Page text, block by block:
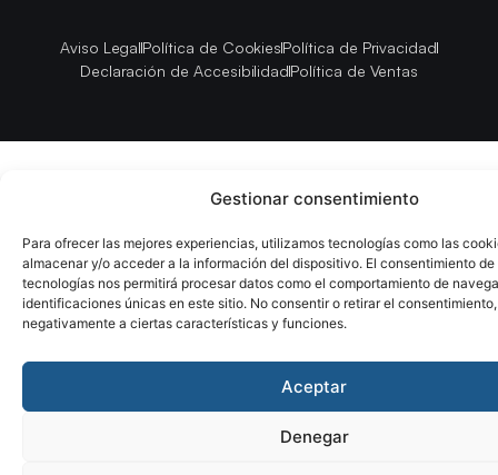
Gestionar consentimiento
Para ofrecer las mejores experiencias, utilizamos tecnologías como las
almacenar y/o acceder a la información del dispositivo. El consentimiento de
tecnologías nos permitirá procesar datos como el comportamiento de
identificaciones únicas en este sitio. No consentir o retirar el
negativamente a ciertas características y funciones.
Aceptar
Denegar
Aviso LegalPolítica de CookiesPolítica de Privacidad
Declaración de AccesibilidadPolítica de Ventas